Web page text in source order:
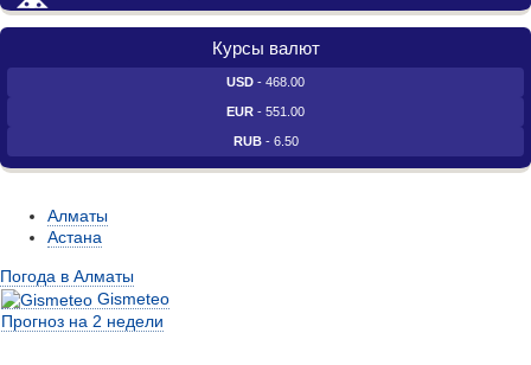
Курсы валют
USD - 468.00
EUR - 551.00
RUB- 6.50
Алматы
Астана
Погода в Алматы
Gismeteo
Прогноз на 2 недели